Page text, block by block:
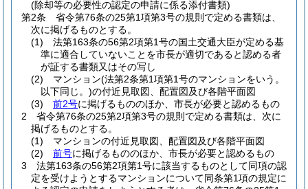
(除却等の必要性の認定の申請に係る添付書類)
第2条
省令第76条の25第1項第3号の規則で定める書類は、
次に掲げるものとする。
(1)
法第163条の56第2項第1号の国土交通大臣が定める基
準に適合していないことを市長が適切であると認める者
が証する書類又はその写し
(2)
マンション(法第2条第1項第1号のマンションをいう。
以下同じ。)の付近見取図、配置図及び各階平面図
(3)
前2号に掲げるもののほか、市長が必要と認めるもの
2
省令第76条の25第2項第3号の規則で定める書類は、次に
掲げるものとする。
(1)
マンションの付近見取図、配置図及び各階平面図
(2)
前号に掲げるもののほか、市長が必要と認めるもの
3
法第163条の56第2項第1号に該当するものとして同項の認
定を受けようとするマンションについて同条第1項の規定に